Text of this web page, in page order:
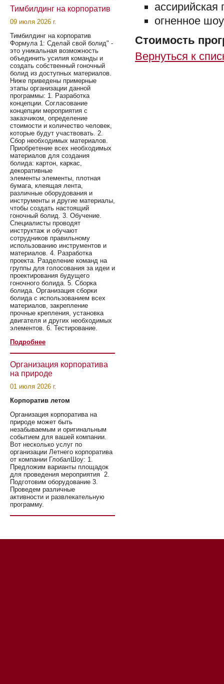
ассирийская
огненное
Стоимость
Вернуться к
Тимбилдинг на корпоратив
09 июля 2026 г.
Тимбилдинг на корпоратив
Формула 1: Сделай свой болид" -
это уникальная возможность
объединить усилия команды и
создать собственный гоночный
болид из доступных материалов.
Ниже приведены примерные
этапы организации данной
программы: 1. Разработка
концепции. Согласование
концепции мероприятия с
заказчиком, определение
стоимости и количество человек,
которые будут участвовать. 2.
Сбор необходимых материалов.
Приобретение всех необходимых
материалов для создания
болида: картон, каркас,
декоративные
элементы элементы, плотная
бумага, клеящая лента,
различные оборудования и
инструменты и другие материалы,
чтобы создать настоящий
гоночный болид. 3. Обучение.
Специалисты проводят
инструктаж и обучают
сотрудников правильному
использованию инструментов и
материалов. 4. Разработка
проекта. Разделение команд на
группы для голосования за идеи и
проектирования будущего
гоночного болида. 5. Сборка
болида. Организация сборки
болида с использованием всех
материалов, закрепление
прочные крепления, установка
двигателя и других необходимых
элементов. 6. Тестирование.
Подробнее
Организация корпоратива
на природе
01 июля 2026 г.
Корпоратив летом
Организация корпоратива на
природе может быть
незабываемым и оригинальным
событием для вашей компании.
Вот несколько услуг по
организации Летнего корпоратива
от компании ГлобалШоу: 1.
Предложим варианты площадок
для проведения мероприятия 2.
Подготовим оборудование 3.
Проведем различные
активности и развлекательную
программу.